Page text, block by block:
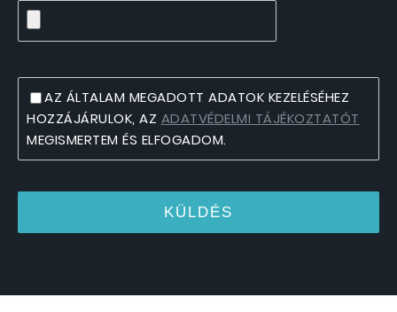
AZ ÁLTALAM MEGADOTT ADATOK KEZELÉSÉHEZ
HOZZÁJÁRULOK, AZ ADATVÉDELMI TÁJÉKOZTATÓT
MEGISMERTEM ÉS ELFOGADOM.